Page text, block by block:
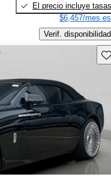
El precio incluye tasas
$6,457/mes
Verif. disponibilidad